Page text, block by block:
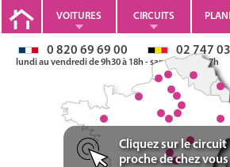
VOITURES CIRCUITS
0 820 69 69 00 02 747
lundi au vendredi de 9h30 à 18h - samedi 10h à 17h
Stages de pilotage en
PorscheCliquez sur le circuit
proche de chez vous